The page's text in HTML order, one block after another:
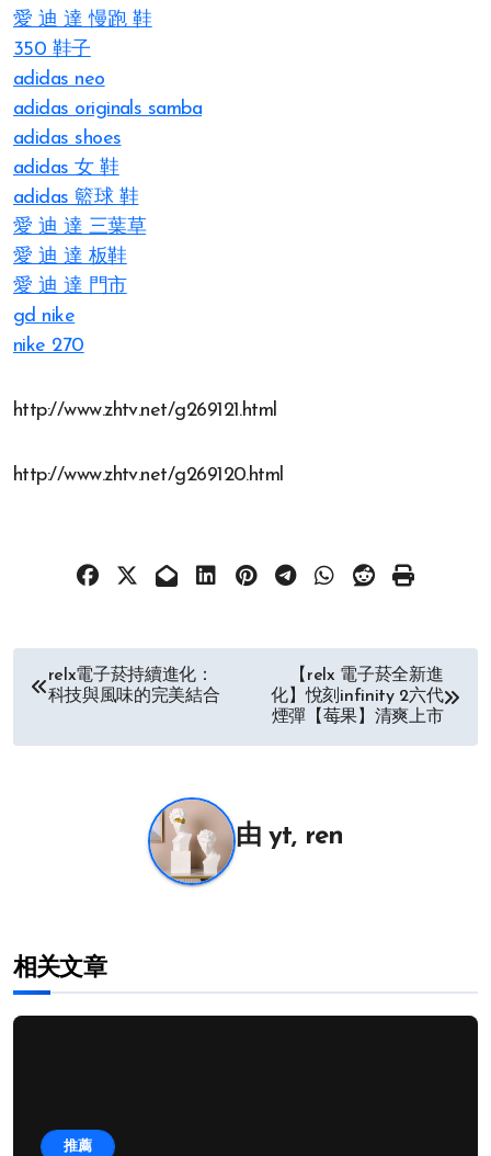
愛 迪 達 慢跑 鞋
350 鞋子
adidas neo
adidas originals samba
adidas shoes
adidas 女 鞋
adidas 籃球 鞋
愛 迪 達 三葉草
愛 迪 達 板鞋
愛 迪 達 門市
gd nike
nike 270
http://www.zhtv.net/g269121.html
http://www.zhtv.net/g269120.html
文relx電子菸持續進化：
科技與風味的完美結合
【relx 電子菸全新進
化】悅刻infinity 2六代
煙彈【莓果】清爽上市
由yt, ren
相关文章
推薦